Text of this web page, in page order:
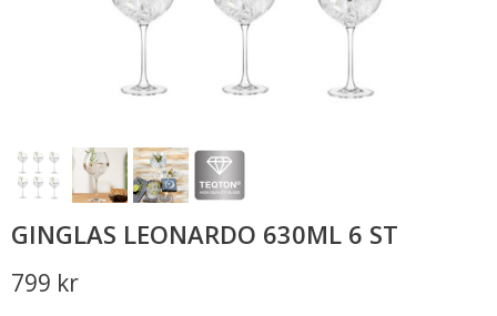
GINGLAS LEONARDO 630ML 6 ST
799 kr